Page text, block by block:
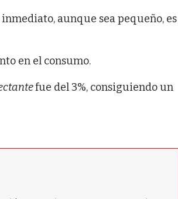
aunque sea pequeño, es
en el consumo.
fue del 3%, consiguiendo un